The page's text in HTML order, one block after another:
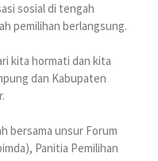
sosial di tengah
pemilihan berlangsung.
kita hormati dan kita
dan Kabupaten
bersama unsur Forum
Panitia Pemilihan